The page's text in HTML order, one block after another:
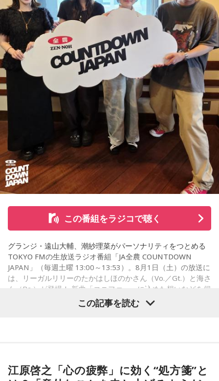
――今シーズンの登板はまだ2試合ですが、ヒットを1本も打
たれていないです。
山田「そうなんですか？ 何の意識もしていないです（笑）。
1イニングを無失点で抑える。どれだけピンチを作っても無失
点で抑えるというのが中継ぎの仕事なので、それができたと
いうのは本当にいいことなのかなと思います」
※インタビュアー：文化放送・斉藤一美アナウンサー
※ メールの件名は「鬼事」でお願いします。
◎コーナー『人生アイズ相談ドラゴン』
「仕事場の上司、良い人なんだけどここが好きになれなく
て…」
「友人と遊んだ時に言われたあの一言がずっとモヤモヤして
「優柔不断な性格のせいで、こんな事が…」
あなたの人生相談を送ってください。その相談を受け、中島
健人が遊戯王の話をします。
※ メールの件名は「決闘」でお願いします。
◎「中島健人イメージランキング」
街の人に調査したら、中島健人が1位にランクインしそうな
「ランキングのタイトルだけ」を送ってきてください。
・家の照明、指パッチンで消してそうランキング
・コンビニで「温めますか？」とか「レジ袋はいります
か？」とか聞かれる前に全部先に言ってきそうな男ランキン
グ
・渋谷のギャル1000人に聴きました「愛用してるタブレット
■番組タイトル：ニッポン放送『中島健人のオールナイトニッ
この番組をラジコで聴く
グランジ・遠山大輔、潮紗理菜がパーソナリティをつとめる
TOKYO FMの生放送ラジオ番組「JA全農 COUNTDOWN
JAPAN」（毎週土曜 13:00～13:53）。8月1日（土）の放送に
は、リーガルリリーのたかはしほのかさん（Vo.／Gt.）と海さ
ん（Ba.）が登場！ 新曲「コニファー」に込めた想いなどを伺
この記事を読む
江原啓之「心の疲弊」に効く“処方箋”と